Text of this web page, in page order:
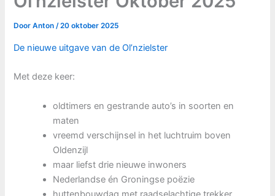
DoorAnton/20 oktober 2025
De nieuwe uitgave van de Ol’nzielster
Met deze keer:
oldtimers en gestrande auto’s in soorten en
maten
vreemd verschijnsel in het luchtruim boven
Oldenzijl
maar liefst drie nieuwe inwoners
Nederlandse én Groningse poëzie